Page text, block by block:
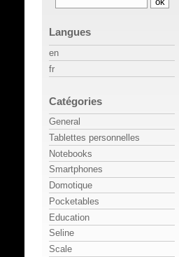
Langues
en
fr
Catégories
General
Tablettes personnelles
Notebooks
Smartphones
Domotique
Pocketables
Education
Seline
Scale